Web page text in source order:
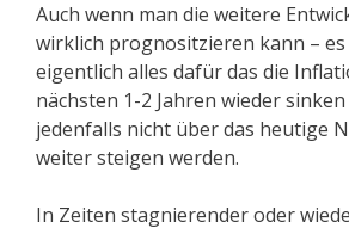
Auch wenn man die weitere
wirklich prognositzieren kann –
eigentlich alles dafür das die
nächsten 1-2 Jahren wieder
jedenfalls nicht über das heutige
weiter steigen werden.
In Zeiten stagnierender oder